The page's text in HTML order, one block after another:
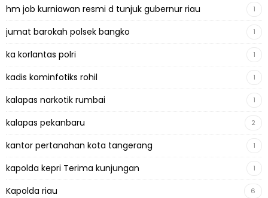
hm job kurniawan resmi d tunjuk gubernur riau 1
jumat barokah polsek bangko 1
ka korlantas polri 1
kadis kominfotiks rohil 1
kalapas narkotik rumbai 1
kalapas pekanbaru 2
kantor pertanahan kota tangerang 1
kapolda kepri Terima kunjungan 1
Kapolda riau 6